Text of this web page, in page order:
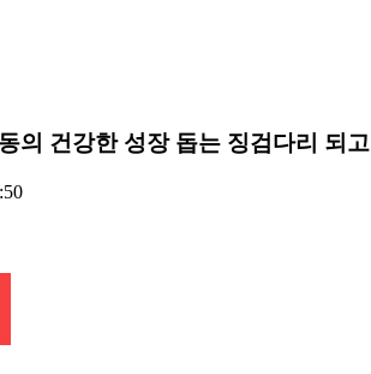
의 건강한 성장 돕는 징검다리 되